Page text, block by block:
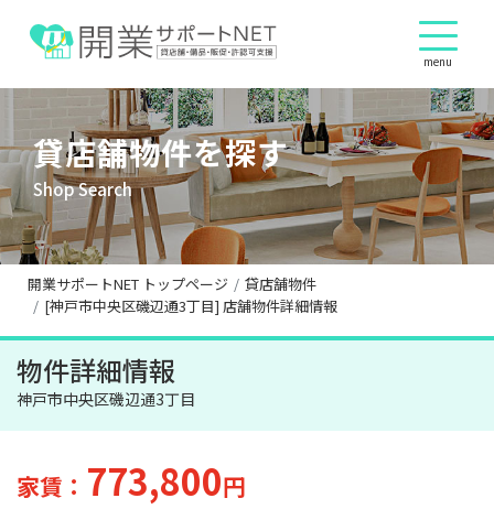
menu
貸店舗物件を探す
Shop Search
開業サポートNET トップページ
貸店舗物件
[神戸市中央区磯辺通3丁目] 店舗物件詳細情報
物件詳細情報
神戸市中央区磯辺通3丁目
家賃： 773,800円